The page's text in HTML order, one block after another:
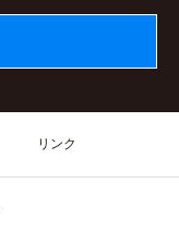
リンク